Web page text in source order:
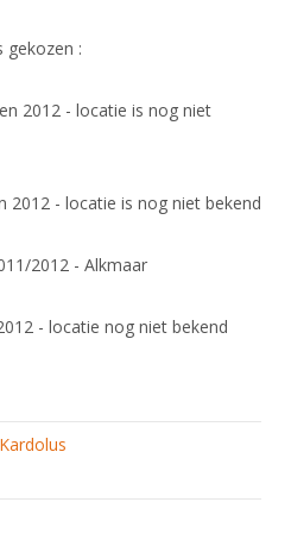
gekozen :
2012 - locatie is nog niet
2012 - locatie is nog niet bekend
2012 - Alkmaar
- locatie nog niet bekend